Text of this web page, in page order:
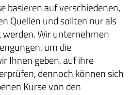
basieren auf verschiedenen,
Quellen und sollten nur als
Wir unternehmen
um die
Ihnen geben, auf ihre
dennoch können sich
Kurse von den